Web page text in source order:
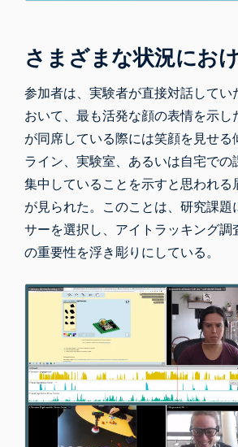
さまざまな状況にお
参加者は、実験者が直接対話してい
おいて、最も活発な顔の表情を示し
が同席している際には笑顔を見せる
ライン、実験室、あるいは自宅での
集中していることを示すと思われる
が見られた。このことは、研究課題
サーを選択し、アイトラッキング調
の重要性を浮き彫りにしている。